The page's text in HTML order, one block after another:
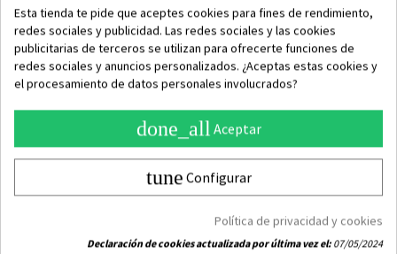
DISPONIBLE
Círculos de Marcaje 25 cm
Añadir a la cesta
Esta tienda te pide que aceptes cookies para fines de rendimiento,
redes sociales y publicidad. Las redes sociales y las cookies
publicitarias de terceros se utilizan para ofrecerte funciones de
redes sociales y anuncios personalizados. ¿Aceptas estas cookies y
el procesamiento de datos personales involucrados?
done_all Aceptar
tune Configurar
Política de privacidad y cookies
Declaración de cookies actualizada por última vez el: 07/05/2024